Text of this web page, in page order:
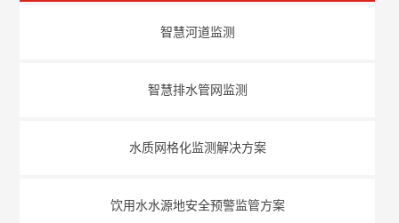
智慧河道监测
智慧排水管网监测
水质网格化监测解决方案
饮用水水源地安全预警监管方案